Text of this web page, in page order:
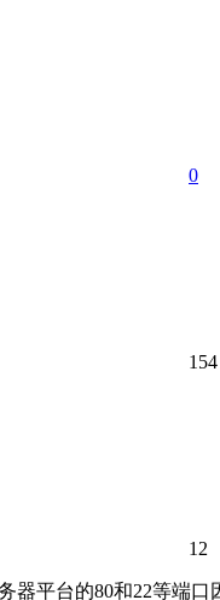
0
154
12
器平台的80和22等端口